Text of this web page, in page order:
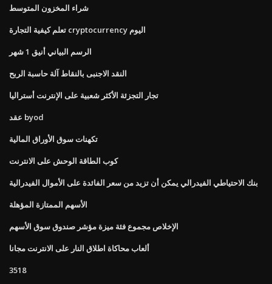
شراء المخزون المتوسط
تعلم كيفية التجارة cryptocurrency اليوم
الرسم البياني أنيق 1 شهر
النقد الاجنبى بالنقاط آلة حاسبة الربح
تجار التجزئة الأكثر شعبية على الإنترنت أستراليا
عقد byod
تكهنات سوق الأوراق المالية
كوب الطاقة الوحش على الانترنت
بنك الاحتياطي الفيدرالي يمكن أن تزيد من سعر الفائدة على الأموال الفيدرالية
الأسهم الممتازة المؤهلة
الإخلاص مجموع فئة ميزة مؤشر صندوق سوق الأسهم
ألعاب محاكاة اطلاق النار على الانترنت مجانا
3518